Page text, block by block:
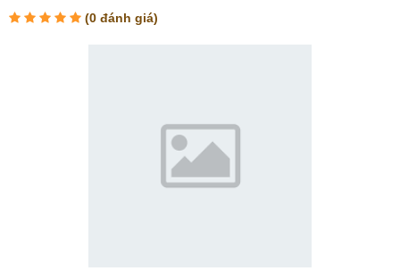
(0 đánh giá)